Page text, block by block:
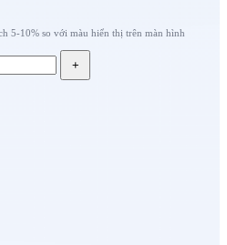
5-10% so với màu hiển thị trên màn hình
+